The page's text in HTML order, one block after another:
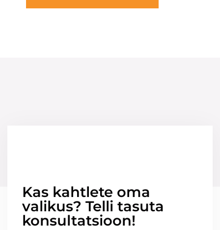
Kas kahtlete oma
valikus? Telli tasuta
konsultatsioon!